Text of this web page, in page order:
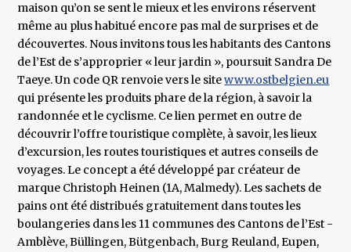
maison qu’on se sent le mieux et les environs réservent
même au plus habitué encore pas mal de surprises et de
découvertes. Nous invitons tous les habitants des Cantons
de l’Est de s’approprier « leur jardin », poursuit Sandra De
Taeye. Un code QR renvoie vers le sitewww.ostbelgien.eu
qui présente les produits phare de la région, à savoir la
randonnée et le cyclisme. Ce lien permet en outre de
découvrir l’offre touristique complète, à savoir, les lieux
d’excursion, les routes touristiques et autres conseils de
voyages. Le concept a été développé par créateur de
marque Christoph Heinen (1A, Malmedy). Les sachets de
pains ont été distribués gratuitement dans toutes les
boulangeries dans les 11 communes des Cantons de l’Est -
Amblève, Büllingen, Bütgenbach, Burg Reuland, Eupen,